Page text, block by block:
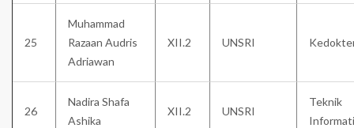
25
Muhammad
Razaan Audris
Adriawan
XII.2 UNSRI
26
Nadira Shafa
Ashika
XII.2 UNSRI
Teknik